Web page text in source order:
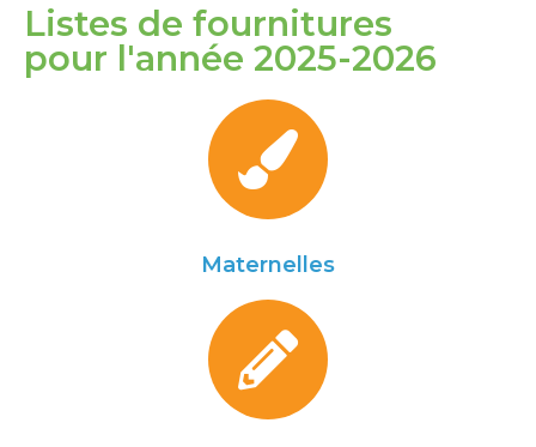
Listes de fournitures
pour l'année 2025-2026
Maternelles